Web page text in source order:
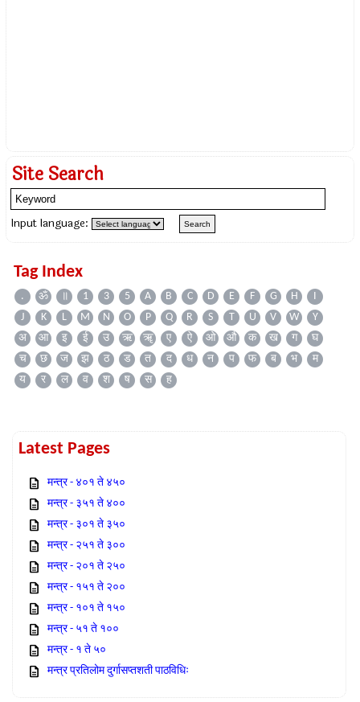
Site Search
Input language:
Tag Index
. ॐ ॥ 1 3 5 A B C D E F G H
I
J
K L M N O P Q R S T U V W
Y
अ
आ इ ई उ ऋ ॠ ए ऐ ओ औ क ख ग
घ
च
छ ज झ ठ ड त द ध न प फ ब भ
म
य
र ल व श ष स ह
Latest Pages
मन्त्र - ४०१ ते ४५०
मन्त्र - ३५१ ते ४००
मन्त्र - ३०१ ते ३५०
मन्त्र - २५१ ते ३००
मन्त्र - २०१ ते २५०
मन्त्र - १५१ ते २००
मन्त्र - १०१ ते १५०
मन्त्र - ५१ ते १००
मन्त्र - १ ते ५०
मन्त्र प्रतिलोम दुर्गासप्तशती पाठविधिः